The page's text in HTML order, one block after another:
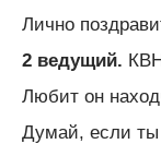
Лично
2 ведущий.
Любит он
Думай, если ты